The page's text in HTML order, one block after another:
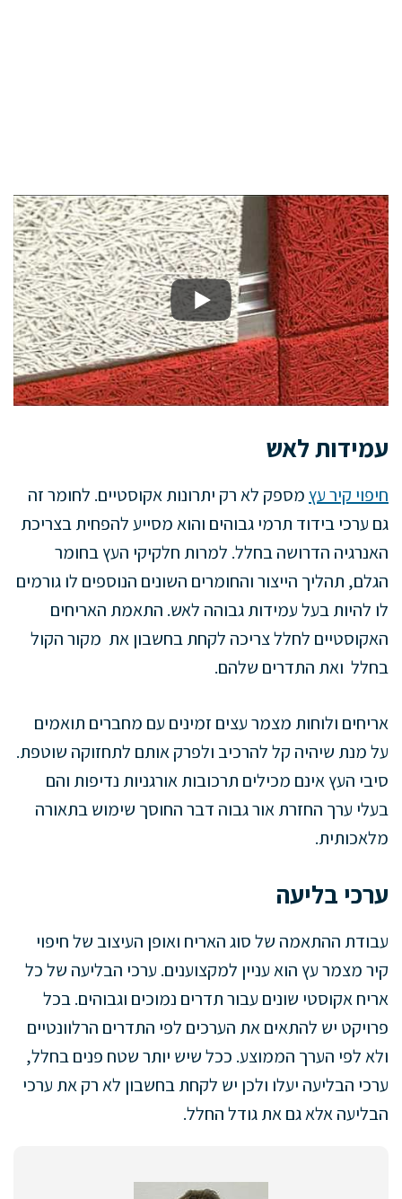
עמידות לאש
חיפוי קיר עץ מספק לא רק יתרונות אקוסטיים. לחומר זה
גם ערכי בידוד תרמי גבוהים והוא מסייע להפחית בצריכת
האנרגיה הדרושה בחלל. למרות חלקיקי העץ בחומר
הגלם, תהליך הייצור והחומרים השונים הנוספים לו גורמים
לו להיות בעל עמידות גבוהה לאש. התאמת האריחים
האקוסטיים לחלל צריכה לקחת בחשבון את מקור הקול
בחלל ואת התדרים שלהם.
אריחים ולוחות מצמר עצים זמינים עם מחברים תואמים
על מנת שיהיה קל להרכיב ולפרק אותם לתחזוקה שוטפת.
סיבי העץ אינם מכילים תרכובות אורגניות נדיפות והם
בעלי ערך החזרת אור גבוה דבר החוסך שימוש בתאורה
מלאכותית.
ערכי בליעה
עבודת ההתאמה של סוג האריח ואופן העיצוב של חיפוי
קיר מצמר עץ הוא עניין למקצוענים. ערכי הבליעה של כל
אריח אקוסטי שונים עבור תדרים נמוכים וגבוהים. בכל
פרויקט יש להתאים את הערכים לפי התדרים הרלוונטיים
ולא לפי הערך הממוצע. ככל שיש יותר שטח פנים בחלל,
ערכי הבליעה יעלו ולכן יש לקחת בחשבון לא רק את ערכי
הבליעה אלא גם את גודל החלל.